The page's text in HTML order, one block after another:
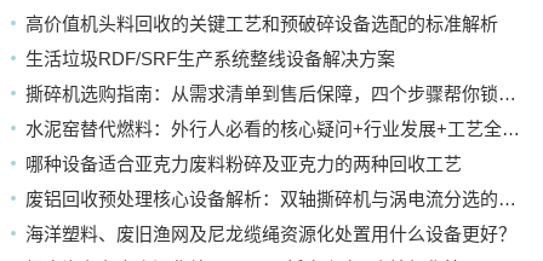
高价值机头料回收的关键工艺和预破碎设备选配的标准解析
生活垃圾RDF/SRF生产系统整线设备解决方案
撕碎机选购指南：从需求清单到售后保障，四个步骤帮你锁定靠谱厂家
水泥窑替代燃料：外行人必看的核心疑问+行业发展+工艺全解析
哪种设备适合亚克力废料粉碎及亚克力的两种回收工艺
废铝回收预处理核心设备解析：双轴撕碎机与涡电流分选的应用
海洋塑料、废旧渔网及尼龙缆绳资源化处置用什么设备更好？